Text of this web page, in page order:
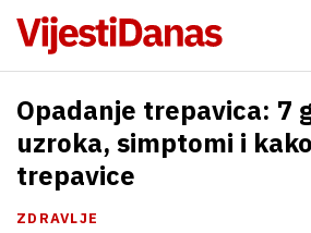
Opadanje trepavica: 7
uzroka, simptomi i
trepavice
ZDRAVLJE